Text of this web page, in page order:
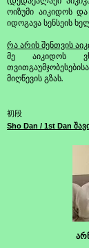
ოიზუმი აიკიდოს
იდოგავა სენსეის
რა არის შენთვის
მე აიკიდოს
მიღწევის გზას.
初段
Sho Dan / 1st Dan